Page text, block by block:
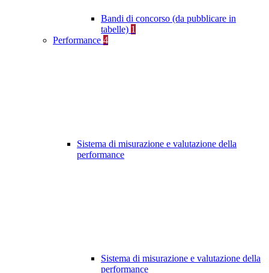
Bandi di concorso (da pubblicare in
tabelle) 1
Performance 4
Sistema di misurazione e valutazione della
performance
Sistema di misurazione e valutazione della
performance